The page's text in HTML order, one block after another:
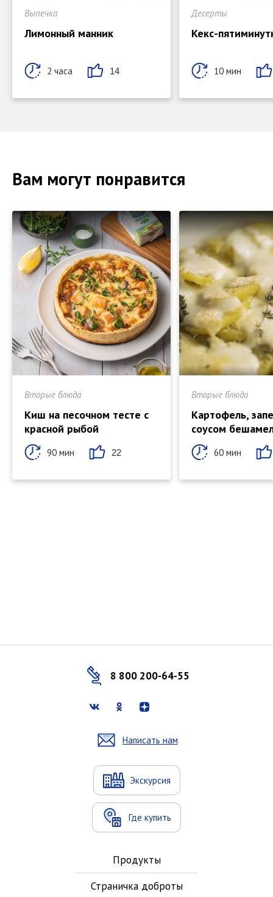
Выпечка
Лимонный манник
2 часа 14
Десерты
Кекс-
10 мин
Вам могут понравится
Вторые блюда
Киш на песочном тесте с
красной рыбой
90 мин 22
Вторые блюда
Картофель,
соусом
60 мин
8 800 200-64-55
Написать нам
Экскурсия
Где купить
Продукты
Страничка доброты